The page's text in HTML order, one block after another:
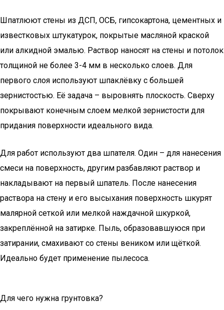
Шпатлюют стены из ДСП, ОСБ, гипсокартона, цементных и
известковых штукатурок, покрытые масляной краской
или алкидной эмалью. Раствор наносят на стены и потолок
толщиной не более 3-4 мм в несколько слоев. Для
первого слоя используют шпаклёвку с большей
зернистостью. Её задача – выровнять плоскость. Сверху
покрывают конечным слоем мелкой зернистости для
придания поверхности идеального вида.
Для работ используют два шпателя. Один – для нанесения
смеси на поверхность, другим разбавляют раствор и
накладывают на первый шпатель. После нанесения
раствора на стену и его высыхания поверхность шкурят
малярной сеткой или мелкой наждачной шкуркой,
закреплённой на затирке. Пыль, образовавшуюся при
затирании, смахивают со стены веником или щёткой.
Идеально будет применение пылесоса.
Для чего нужна грунтовка?